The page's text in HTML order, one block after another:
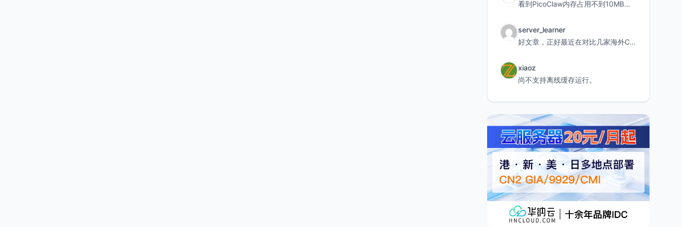
看到PicoClaw内存占用不到10MB这个数据真的很惊喜，确实很适合我这种想用旧设备折腾AI的小白
server_learner
好文章，正好最近在对比几家海外CDN。文中提到CF免费版不支持自定义回源端口和HOST这个痛点太真实
xiaoz
尚不支持离线缓存运行。